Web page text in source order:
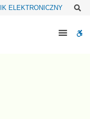
ELEKTRONICZNY